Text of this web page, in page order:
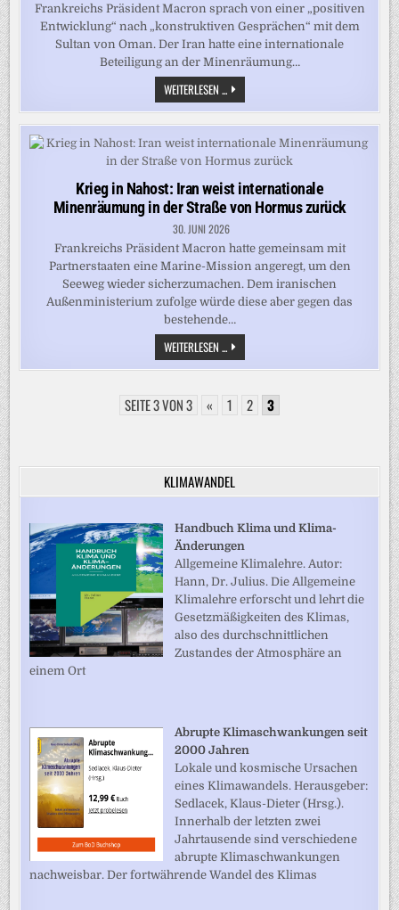
Frankreichs Präsident Macron sprach von einer „positiven
Entwicklung“ nach „konstruktiven Gesprächen“ mit dem
Sultan von Oman. Der Iran hatte eine internationale
Beteiligung an der Minenräumung…
WEITERLESEN ... PARIS
UND
LONDON
WOLLEN
STRASSE V
ON H
ORMUS A
BSICHERN –
I
RAN S
IEHT „
PROVOKATIONEN“
Krieg in Nahost: Iran weist internationale
Minenräumung in der Straße von Hormus zurück
30. JUNI 2026
Frankreichs Präsident Macron hatte gemeinsam mit
Partnerstaaten eine Marine-Mission angeregt, um den
Seeweg wieder sicherzumachen. Dem iranischen
Außenministerium zufolge würde diese aber gegen das
bestehende…
WEITERLESEN ... KRIEG
IN
NAHOST:
INTERNATIONALE
MINENRÄUMUNG
ORMUS Z
URÜCK
SEITE 3 VON 3 « 1 2 3
KLIMAWANDEL
Handbuch Klima und Klima-
Änderungen
Allgemeine Klimalehre. Autor:
Hann, Dr. Julius. Die Allgemeine
Klimalehre erforscht und lehrt die
Gesetzmäßigkeiten des Klimas,
also des durchschnittlichen
Zustandes der Atmosphäre an
einem Ort
Abrupte Klimaschwankungen seit
2000 Jahren
Lokale und kosmische Ursachen
eines Klimawandels. Herausgeber:
Sedlacek, Klaus-Dieter (Hrsg.).
Innerhalb der letzten zwei
Jahrtausende sind verschiedene
abrupte Klimaschwankungen
nachweisbar. Der fortwährende Wandel des Klimas